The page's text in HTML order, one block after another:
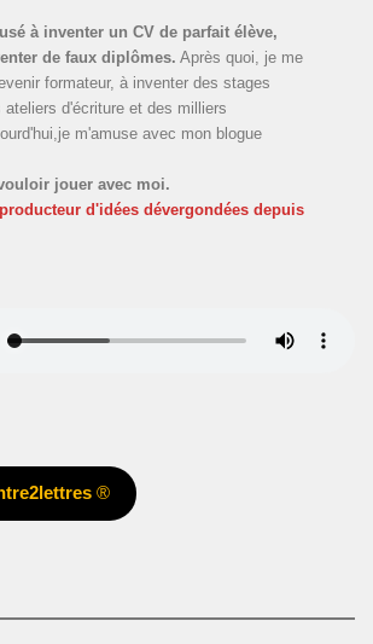
à inventer un CV de parfait élève,
de faux diplômes. Après quoi, je me
formateur, à inventer des stages
ateliers d'écriture et des milliers
m'amuse avec mon blogue
jouer avec moi.
d'idées dévergondées depuis
®